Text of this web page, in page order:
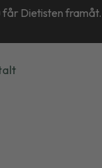
får Dietisten framåt.